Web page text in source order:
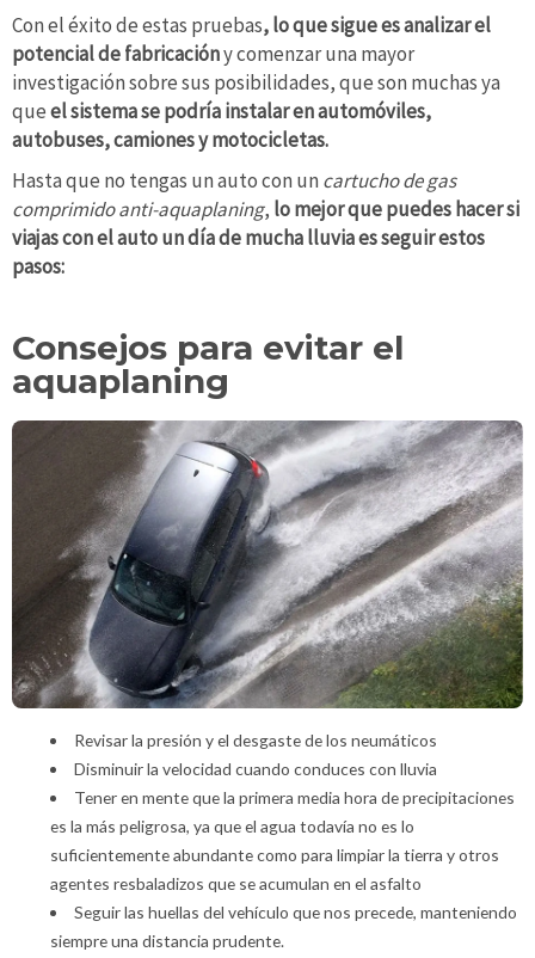
Con el éxito de estas pruebas, lo que sigue es analizar el
potencial de fabricacióny comenzar una mayor
investigación sobre sus posibilidades, que son muchas ya
queel sistema se podría instalar en automóviles,
autobuses, camiones y motocicletas.
Hasta que no tengas un auto con un cartucho de gas
comprimido anti-aquaplaning, lo mejor que puedes hacer si
viajas con el auto un día de mucha lluvia es seguir estos
pasos:
Consejos para evitar el
aquaplaning
Revisar la presión y el desgaste de los neumáticos
Disminuir la velocidad cuando conduces con lluvia
Tener en mente que la primera media hora de precipitaciones
es la más peligrosa, ya que el agua todavía no es lo
suficientemente abundante como para limpiar la tierra y otros
agentes resbaladizos que se acumulan en el asfalto
Seguir las huellas del vehículo que nos precede, manteniendo
siempre una distancia prudente.